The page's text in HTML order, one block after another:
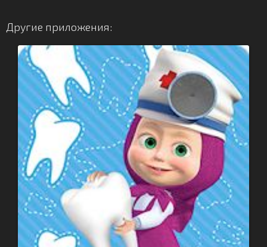
Другие приложения: